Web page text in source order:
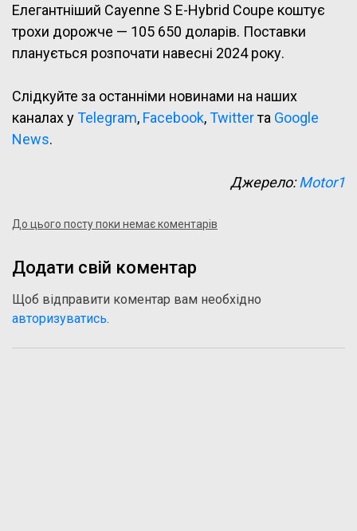
Елегантніший Cayenne S E-Hybrid Coupe коштує
трохи дорожче — 105 650 доларів. Поставки
планується розпочати навесні 2024 року.
Слідкуйте за останніми новинами на наших
каналах уTelegram, Facebook,Twitterта Google
News.
Джерело:Motor1
До цього посту поки немає коментарів
Додати свій коментар
Щоб відправити коментар вам необхідно
авторизуватись.